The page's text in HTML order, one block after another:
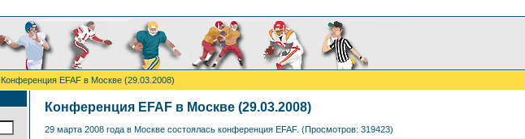
EFAF в Москве (29.03.2008)
Конференция EFAF в Москве (29.03.2008)
29 марта 2008 года в Москве состоялась конференция EFAF. (Просмотров: 319423)